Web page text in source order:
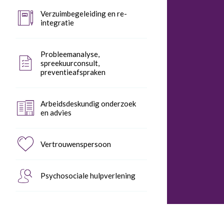
Verzuimbegeleiding en re-
integratie
Probleemanalyse,
spreekuurconsult,
preventieafspraken
Arbeidsdeskundig onderzoek
en advies
Vertrouwenspersoon
Psychosociale hulpverlening